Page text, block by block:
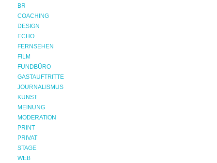
BR
COACHING
DESIGN
ECHO
FERNSEHEN
FILM
FUNDBÜRO
GASTAUFTRITTE
JOURNALISMUS
KUNST
MEINUNG
MODERATION
PRINT
PRIVAT
STAGE
WEB